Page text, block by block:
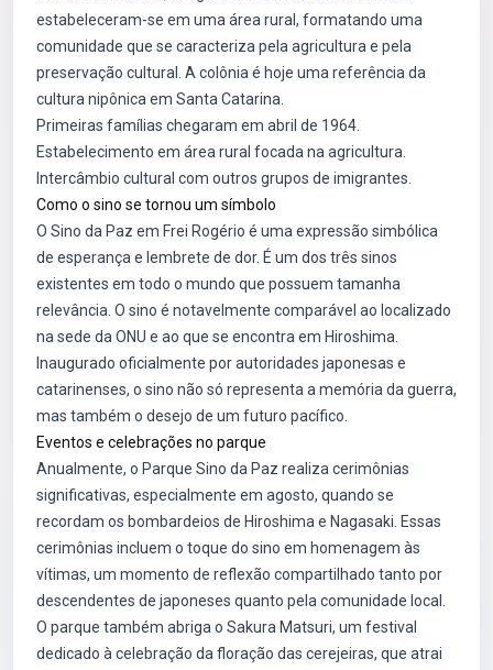
estabeleceram-se em uma área rural, formatando uma
comunidade que se caracteriza pela agricultura e pela
preservação cultural. A colônia é hoje uma referência da
cultura nipônica em Santa Catarina.
Primeiras famílias chegaram em abril de 1964.
Estabelecimento em área rural focada na agricultura.
Intercâmbio cultural com outros grupos de imigrantes.
Como o sino se tornou um símbolo
O Sino da Paz em Frei Rogério é uma expressão simbólica
de esperança e lembrete de dor. É um dos três sinos
existentes em todo o mundo que possuem tamanha
relevância. O sino é notavelmente comparável ao localizado
na sede da ONU e ao que se encontra em Hiroshima.
Inaugurado oficialmente por autoridades japonesas e
catarinenses, o sino não só representa a memória da guerra,
mas também o desejo de um futuro pacífico.
Eventos e celebrações no parque
Anualmente, o Parque Sino da Paz realiza cerimônias
significativas, especialmente em agosto, quando se
recordam os bombardeios de Hiroshima e Nagasaki. Essas
cerimônias incluem o toque do sino em homenagem às
vítimas, um momento de reflexão compartilhado tanto por
descendentes de japoneses quanto pela comunidade local.
O parque também abriga o Sakura Matsuri, um festival
dedicado à celebração da floração das cerejeiras, que atrai